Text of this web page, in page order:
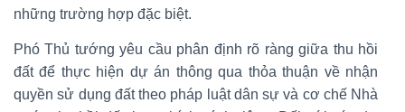
những trường hợp đặc biệt.
Phó Thủ tướng yêu cầu phân định rõ ràng giữa thu hồi
đất để thực hiện dự án thông qua thỏa thuận về nhận
quyền sử dụng đất theo pháp luật dân sự và cơ chế Nhà